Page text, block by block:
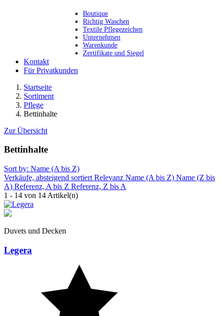
Boutique
Richtig Waschen
Textile Pflegezeichen
Unternehmen
Warenkunde
Zertifikate und Siegel
Kontakt
Für Privatkunden
Startseite
Sortiment
Pflege
Bettinhalte
Zur Übersicht
Bettinhalte
Sort by: Name (A bis Z)
Verkäufe, absteigend sortiert Relevanz Name (A bis Z) Name (Z bis
A) Referenz, A bis Z Referenz, Z bis A
1 - 14 von 14 Artikel(n)
Duvets und Decken
Legera